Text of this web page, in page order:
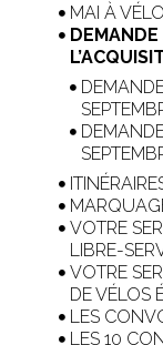
MAI À VÉLO
VOTRE
LIBRE-
VOTRE
DE VÉLOS
LES
LES 10